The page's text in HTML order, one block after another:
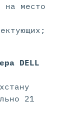
на место
DELL
21